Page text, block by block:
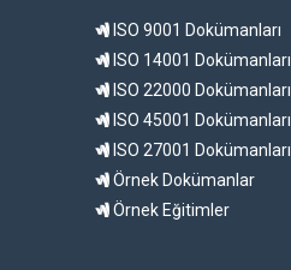
ISO 9001 Dokümanları
ISO 14001 Dokümanları
ISO 22000 Dokümanları
ISO 45001 Dokümanları
ISO 27001 Dokümanları
Örnek Dokümanlar
Örnek Eğitimler